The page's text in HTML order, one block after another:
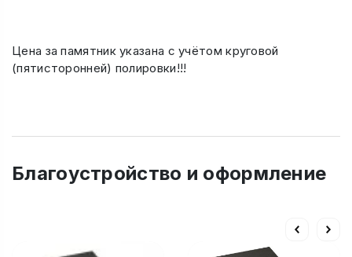
Цена за памятник указана с учётом круговой
(пятисторонней) полировки!!!
Благоустройство и оформление